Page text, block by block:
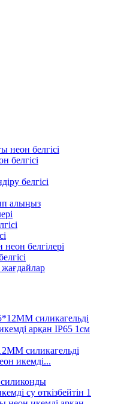
белгісі
белгісі
белгісі
алыңыз
белгілері
силикагельді
икемді...